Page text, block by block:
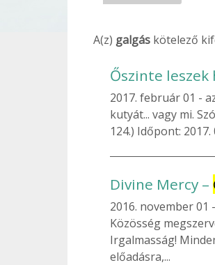
A(z) galgás kötelező
Őszinte leszek
2017. február 01
kutyát... vagy mi.
124.) Időpont:
Divine Mercy –
2016. november 01
Közösség
Irgalmasság!
előadásra,...